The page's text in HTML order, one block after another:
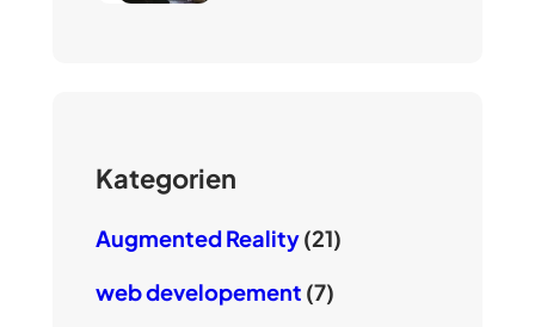
Kategorien
Augmented Reality(21)
web developement (7)